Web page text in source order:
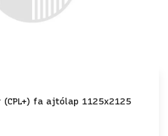
(CPL+) fa ajtólap 1125x2125